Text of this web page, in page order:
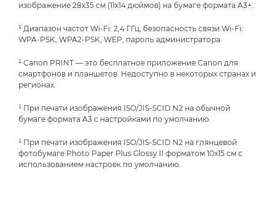
изображение 28x35 см (11x14 дюймов) на бумаге формата A3+.
¹ Диапазон частот Wi-Fi: 2,4 ГГц, безопасность связи Wi-Fi:
WPA-PSK, WPA2-PSK, WEP, пароль администратора
¹ Canon PRINT — это бесплатное приложение Canon для
смартфонов и планшетов. Недоступно в некоторых странах и
регионах.
¹ При печати изображения ISO/JIS-SCID N2 на обычной
бумаге формата A3 с настройками по умолчанию.
¹ При печати изображения ISO/JIS-SCID N2 на глянцевой
фотобумаге Photo Paper Plus Glossy II форматом 10x15 см с
использованием настроек по умолчанию.